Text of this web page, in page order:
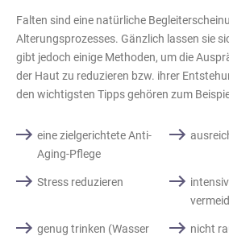
Falten sind eine natürliche
Alterungsprozesses. Gänzlich lassen sie
gibt jedoch einige Methoden, um die
der Haut zu reduzieren bzw. ihrer
den wichtigsten Tipps gehören zum
eine zielgerichtete Anti-
Aging-Pflege
Stress reduzieren
genug trinken (Wasser
nicht